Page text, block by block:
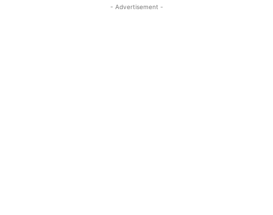
- Advertisement -